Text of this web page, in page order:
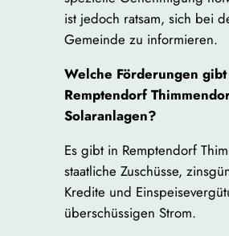
ist jedoch ratsam, sich bei
Gemeinde zu informieren.
Welche Förderungen
Remptendorf
Solaranlagen?
Es gibt in Remptendorf
staatliche Zuschüsse,
Kredite und
überschüssigen Strom.